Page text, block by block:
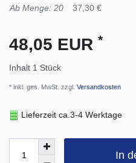
Ab Menge: 20
37,30 €
48,05 EUR *
Inhalt 1 Stück
* inkl. ges. MwSt. zzgl. Versandkosten
Lieferzeit ca.3-4 Werktage
In